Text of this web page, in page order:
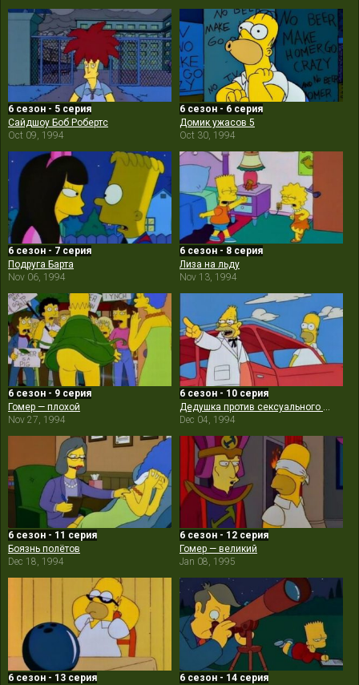
6 сезон - 5 серия
Сайдшоу Боб Робертс
Oct 09, 1994
6 сезон - 6 серия
Домик ужасов 5
Oct 30, 1994
6 сезон - 7 серия
Подруга Барта
Nov 06, 1994
6 сезон - 8 серия
Лиза на льду
Nov 13, 1994
6 сезон - 9 серия
Гомер — плохой
Nov 27, 1994
6 сезон - 10 серия
Дедушка против сексуального бессилия
Dec 04, 1994
6 сезон - 11 серия
Боязнь полётов
Dec 18, 1994
6 сезон - 12 серия
Гомер — великий
Jan 08, 1995
6 сезон - 13 серия 6 сезон - 14 серия